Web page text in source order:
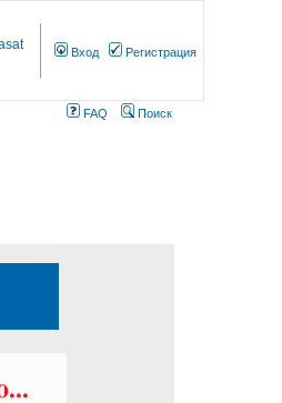
Вход Регистрация
FAQ Поиск